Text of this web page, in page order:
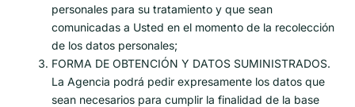
personales para su tratamiento y que sean
comunicadas a Usted en el momento de la recolección
de los datos personales;
FORMA DE OBTENCIÓN Y DATOS SUMINISTRADOS.
La Agencia podrá pedir expresamente los datos que
sean necesarios para cumplir la finalidad de la base